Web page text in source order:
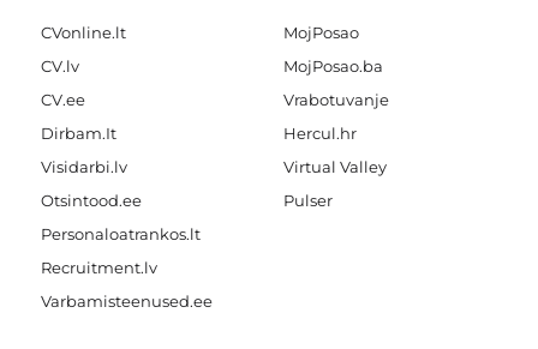
CVonline.lt
CV.lv
CV.ee
Dirbam.It
Visidarbi.lv
Otsintood.ee
Personaloatrankos.lt
Recruitment.lv
Varbamisteenused.ee
MojPosao
MojPosao.ba
Vrabotuvanje
Hercul.hr
Virtual Valley
Pulser